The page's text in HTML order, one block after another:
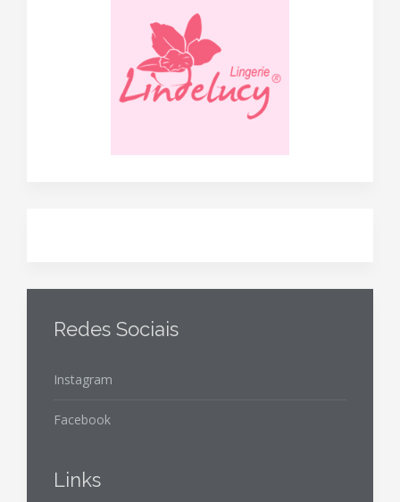
Redes Sociais
Instagram
Facebook
Links